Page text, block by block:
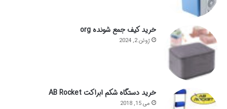
خرید کیف جمع شونده org
ژوئن 2, 2024
خرید دستگاه شکم ابراکت AB Rocket
می 15, 2018